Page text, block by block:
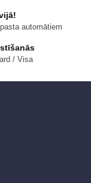
automātiem
/ Visa